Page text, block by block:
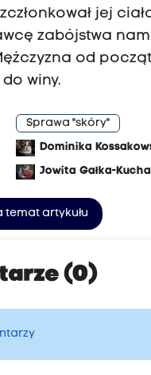
jej
zabójstwa
od
winy.
Sprawa "skóry"
Dominika
Jowita Gałka-
temat artykułu
(0)